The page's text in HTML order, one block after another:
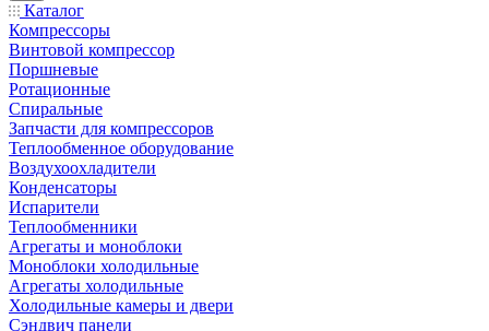
Каталог
Компрессоры
Винтовой компрессор
Поршневые
Ротационные
Спиральные
Запчасти для компрессоров
Теплообменное оборудование
Воздухоохладители
Конденсаторы
Испарители
Теплообменники
Агрегаты и моноблоки
Моноблоки холодильные
Агрегаты холодильные
Холодильные камеры и двери
Сэндвич панели